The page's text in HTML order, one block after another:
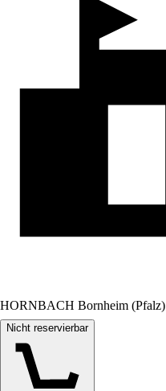
HORNBACH Bornheim (Pfalz)
Nicht reservierbar